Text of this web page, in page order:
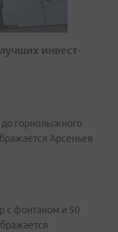
инвест-
горнолыжного
Арсеньев
с фонтаном и 50